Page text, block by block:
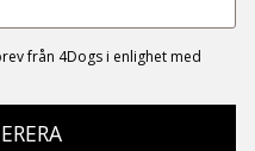
från 4Dogs i enlighet med